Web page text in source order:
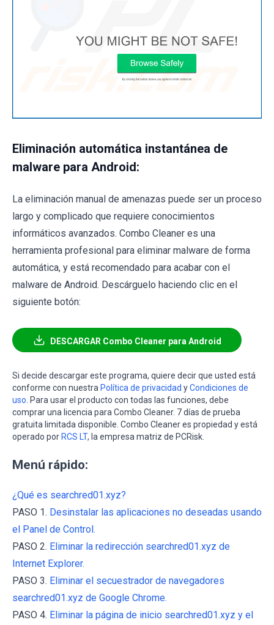
Eliminación automática instantánea de
malware para Android:
La eliminación manual de amenazas puede ser un proceso
largo y complicado que requiere conocimientos
informáticos avanzados. Combo Cleaner es una
herramienta profesional para eliminar malware de forma
automática, y está recomendado para acabar con el
malware de Android. Descárguelo haciendo clic en el
siguiente botón:
DESCARGAR Combo Cleaner para Android
Si decide descargar este programa, quiere decir que usted está
conforme con nuestra Política de privacidad yCondiciones de
uso . Para usar el producto con todas las funciones, debe
comprar una licencia para Combo Cleaner. 7 días de prueba
gratuita limitada disponible. Combo Cleaner es propiedad y está
operado por RCS LT, la empresa matriz de PCRisk.
Menú rápido:
¿Qué es searchred01.xyz?
PASO 1. Desinstalar las aplicaciones no deseadas usando
el Panel de Control.
PASO 2. Eliminar la redirección searchred01.xyz de
Internet Explorer.
PASO 3. Eliminar el secuestrador de navegadores
searchred01.xyz de Google Chrome.
PASO 4. Eliminar la página de inicio searchred01.xyz y el